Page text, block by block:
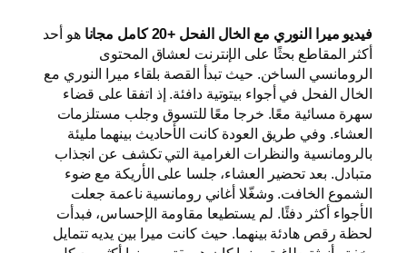
فيديو ميرا النوري مع الخال الفحل +20 كامل مجانا
هو أحد
أكثر المقاطع بحثًا على الإنترنت لعشاق المحتوى
الرومانسي الساخن. حيث تبدأ القصة بلقاء ميرا النوري مع
الخال الفحل في أجواء بيتوتية دافئة. إذ اتفقا على قضاء
سهرة مسائية معًا. خرجا معًا للتسوق وجلب مستلزمات
العشاء. وفي طريق العودة كانت الأحاديث بينهما مليئة
بالرومانسية والنظرات الغرامية التي تكشف عن انجذاب
متبادل. بعد تحضير العشاء، جلسا على الأريكة مع ضوء
الشموع الخافت. وشغّلا أغاني رومانسية ناعمة جعلت
الأجواء أكثر دفئًا. لم يستطيعا مقاومة الإحساس، فبدأت
لحظة رقص هادئة بينهما. حيث كانت ميرا بين يديه تتمايل